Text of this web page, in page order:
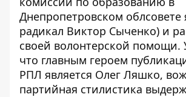
Днепропетровском облсовете
радикал Виктор Сыченко) и
своей волонтерской помощи.
что главным героем
РПЛ является Олег Ляшко,
партийная стилистика